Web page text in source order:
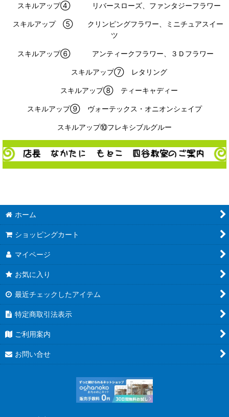
スキルアップ④ リバースローズ、ファンタジーフラワー
スキルアップ ⑤ クリンピングフラワー、ミニチュアスイー
ツ
スキルアップ⑥ アンティークフラワー、３Ｄフラワー
スキルアップ⑦ レタリング
スキルアップ⑧ ティーキャディー
スキルアップ⑨ ヴォーテックス・オニオンシェイプ
スキルアップ⑩フレキシブルグルー
ホーム
ショッピングカート
マイページ
お気に入り
最近チェックしたアイテム
特定商取引法表示
ご利用案内
お問い合せ